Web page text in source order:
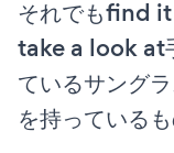
それでもfind
take a look at
ているサング
を持っている